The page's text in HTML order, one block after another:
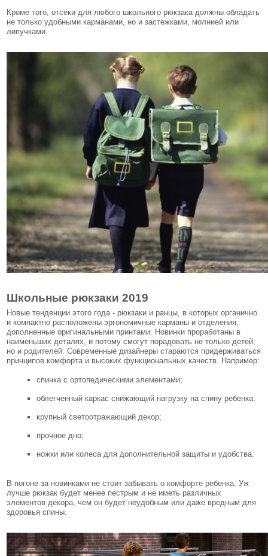
Кроме того, отсеки для любого школьного рюкзака должны обладать
не только удобными карманами, но и застежками, молнией или
липучками.
Школьные рюкзаки 2019
Новые тенденции этого года - рюкзаки и ранцы, в которых органично
и компактно расположены эргономичные карманы и отделения,
дополненные оригинальными принтами. Новинки проработаны в
наименьших деталях, и потому смогут порадовать не только детей,
но и родителей. Современные дизайнеры стараются придерживаться
принципов комфорта и высоких функциональных качеств. Например:
спинка с ортопедическими элементами;
облегченный каркас снижающий нагрузку на спину ребенка;
крупный светоотражающий декор;
прочное дно;
ножки или колеса для дополнительной защиты и удобства.
В погоне за новинками не стоит забывать о комфорте ребенка. Уж
лучше рюкзак будет менее пестрым и не иметь различных
элементов декора, чем он будет неудобным или даже вредным для
здоровья спины.